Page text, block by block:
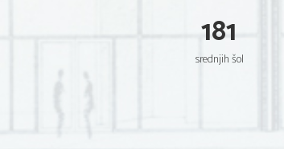
181
srednjih šol